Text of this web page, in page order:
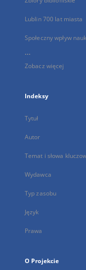
Lublin 700 lat miasta
Społeczny wpływ
...
Zobacz więcej
Indeksy
Tytuł
Autor
Temat i słowa
Wydawca
Typ zasobu
Język
Prawa
O Projekcie